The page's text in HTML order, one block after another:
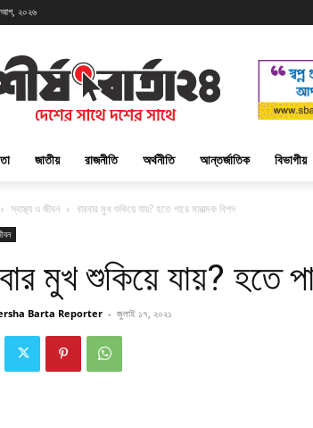
আগ, ২০২৬
জাতীয় রাজনীতি অর্থনীতি আন্তর্জাতিক বিভাগীয়
স্বাস্থ্য ও জীবন বারবার মুখ শুকিয়ে যায়? হতে পারে মারাত্মক বিপদ
মুখ শুকিয়ে যায়? হতে
Barta Reporter - জুলাই ১৭, ২০২১